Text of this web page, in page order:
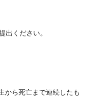
出ください。
から死亡まで連続したも